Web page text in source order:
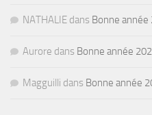
NATHALIE dans Bonne année
Aurore dans Bonne année
Magguilli dans Bonne année